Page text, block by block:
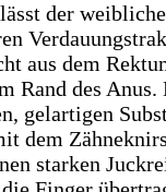
der
aus dem
Rand des
gelartigen
dem
starken